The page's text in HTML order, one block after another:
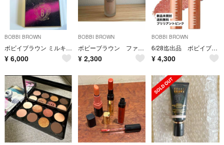
BOBBI BROWN
ボビイブラウン ミルキーウェイ リュクスアイシャドウ クォード
¥ 6,000
BOBBI BROWN
ボビーブラウン ファンデーション
¥ 2,300
BOBBI BROWN
6/28迄出品 ボビイブラウン クリスタルアイシャドウスティック
¥ 4,300